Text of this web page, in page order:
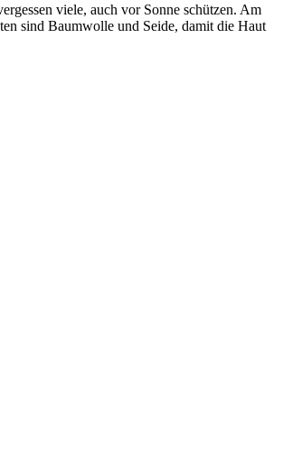
viele, auch vor Sonne schützen. Am
sind Baumwolle und Seide, damit die Haut